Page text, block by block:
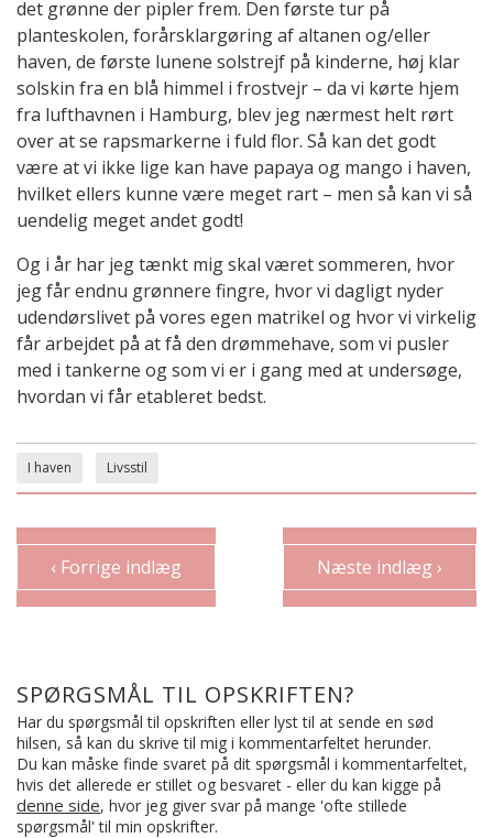
det grønne der pipler frem. Den første tur på
planteskolen, forårsklargøring af altanen og/eller
haven, de første lunene solstrejf på kinderne, høj klar
solskin fra en blå himmel i frostvejr – da vi kørte hjem
fra lufthavnen i Hamburg, blev jeg nærmest helt rørt
over at se rapsmarkerne i fuld flor. Så kan det godt
være at vi ikke lige kan have papaya og mango i haven,
hvilket ellers kunne være meget rart – men så kan vi så
uendelig meget andet godt!
Og i år har jeg tænkt mig skal været sommeren, hvor
jeg får endnu grønnere fingre, hvor vi dagligt nyder
udendørslivet på vores egen matrikel og hvor vi virkelig
får arbejdet på at få den drømmehave, som vi pusler
med i tankerne og som vi er i gang med at undersøge,
hvordan vi får etableret bedst.
I haven Livsstil
‹ Forrige indlæg Næste indlæg ›
SPØRGSMÅL TIL OPSKRIFTEN?
Har du spørgsmål til opskriften eller lyst til at sende en sød
hilsen, så kan du skrive til mig i kommentarfeltet herunder.
Du kan måske finde svaret på dit spørgsmål i kommentarfeltet,
hvis det allerede er stillet og besvaret - eller du kan kigge på
denne side, hvor jeg giver svar på mange 'ofte stillede
spørgsmål' til min opskrifter.